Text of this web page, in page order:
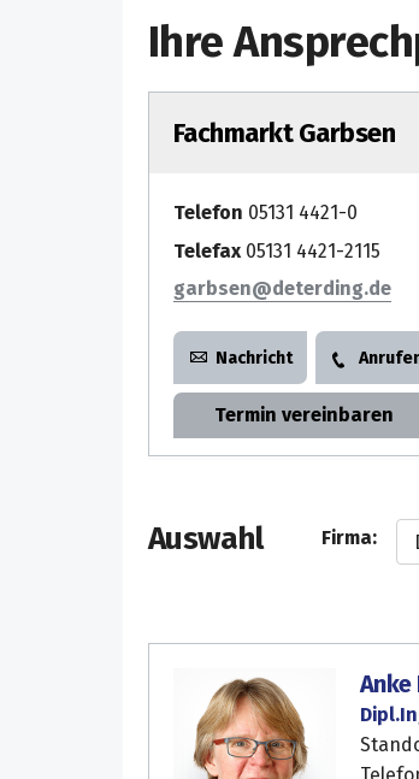
Ihre
Fachmarkt Garbsen
Telefon 05131 4421-0
Telefax05131 4421-2115
garbsen
Nachricht
Termin vereinbaren
Auswahl Firma: